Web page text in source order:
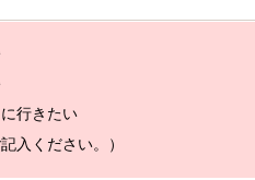
行きたい
入ください。）